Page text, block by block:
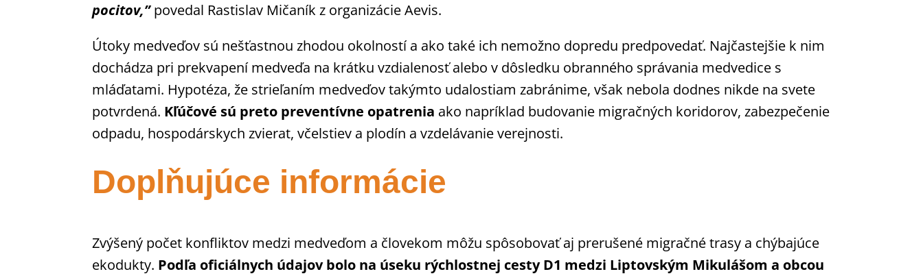
pocitov,” povedal Rastislav Mičaník z organizácie Aevis.
Útoky medveďov sú nešťastnou zhodou okolností a ako také ich nemožno dopredu predpovedať. Najčastejšie k nim
dochádza pri prekvapení medveďa na krátku vzdialenosť alebo v dôsledku obranného správania medvedice s
mláďatami. Hypotéza, že strieľaním medveďov takýmto udalostiam zabránime, však nebola dodnes nikde na svete
potvrdená. Kľúčové sú preto preventívne opatrenia ako napríklad budovanie migračných koridorov, zabezpečenie
odpadu, hospodárskych zvierat, včelstiev a plodín a vzdelávanie verejnosti.
Doplňujúce informácie
Zvýšený počet konfliktov medzi medveďom a človekom môžu spôsobovať aj prerušené migračné trasy a chýbajúce
ekodukty. Podľa oficiálnych údajov bolo na úseku rýchlostnej cesty D1 medzi Liptovským Mikulášom a obcou